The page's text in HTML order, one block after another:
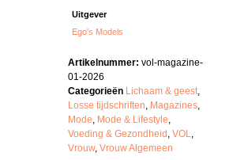
Uitgever
Ego's Models
Artikelnummer: vol-magazine-
01-2026
Categorieën Lichaam & geest,
Losse tijdschriften, Magazines,
Mode, Mode & Lifestyle,
Voeding & Gezondheid , VOL,
Vrouw, Vrouw Algemeen